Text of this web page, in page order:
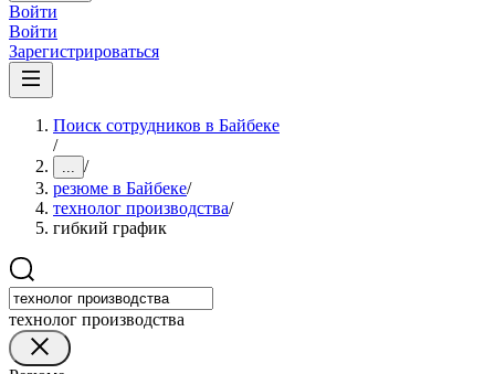
Войти
Войти
Зарегистрироваться
Поиск сотрудников в Байбеке
/
... /
резюме в Байбеке/
технолог производства/
гибкий график
технолог производства